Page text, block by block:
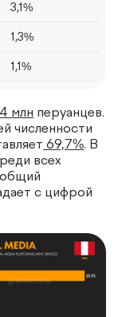
3,1%
1,3%
1,1%
млн перуанцев.
численности
69,7%. В
всех
общий
с цифрой